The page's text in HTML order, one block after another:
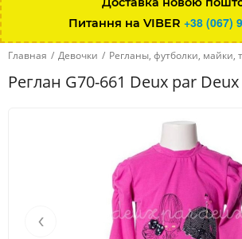
Питання на VIBER +38 (067)
Главная / Девочки / Регланы, футболки, майки,
Реглан G70-661 Deux par
‹